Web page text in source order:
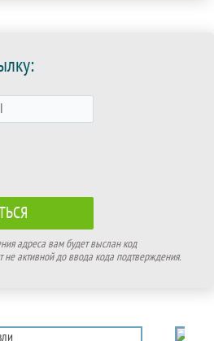
адреса вам будет выслан код
не активной до ввода кода подтверждения.